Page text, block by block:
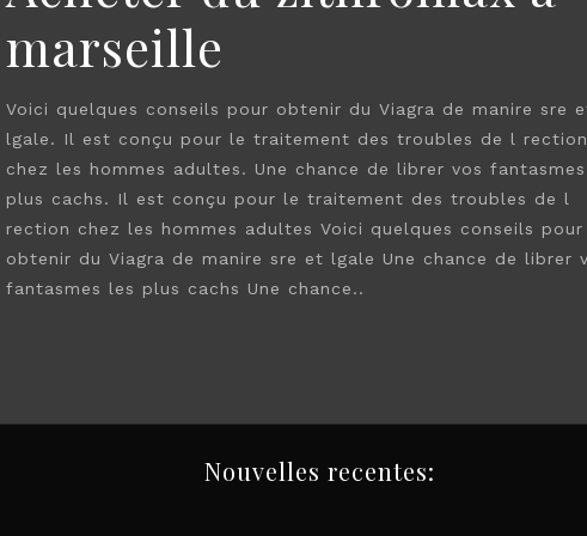
marseille
Voici quelques conseils pour obtenir du Viagra de manire sre
lgale. Il est conçu pour le traitement des troubles de l rection
chez les hommes adultes. Une chance de librer vos
plus cachs. Il est conçu pour le traitement des troubles de l
rection chez les hommes adultes Voici quelques conseils pour
obtenir du Viagra de manire sre et lgale Une chance de librer
fantasmes les plus cachs Une chance..
Nouvelles recentes: